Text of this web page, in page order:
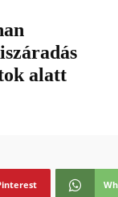
alatt